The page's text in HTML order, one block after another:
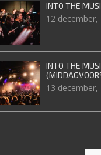
INTO THE
12 december,
INTO THE
13 december,